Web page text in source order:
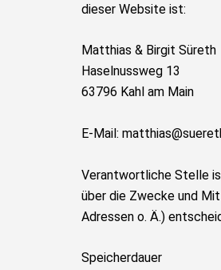
dieser Website ist:
Matthias & Birgit Süreth
Haselnussweg 13
63796 Kahl am Main
E-Mail:
Verantwortliche Stelle
über die Zwecke und
Adressen o. Ä.)
Speicherdauer